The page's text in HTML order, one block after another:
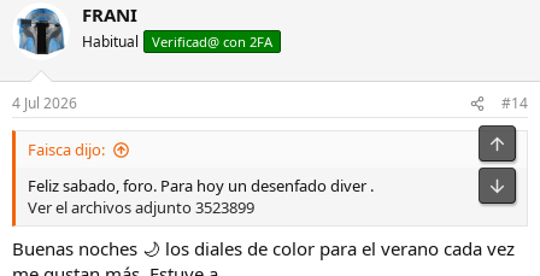
c
c
o
n
e
FRANI
Habitual Verificad@ con 2FA
4 Jul 2026 #14
Faisca dijo:
Feliz sabado, foro. Para hoy un desenfado diver .
Ver el archivos adjunto 3523899
Buenas noches 🌙 los diales de color para el verano cada vez